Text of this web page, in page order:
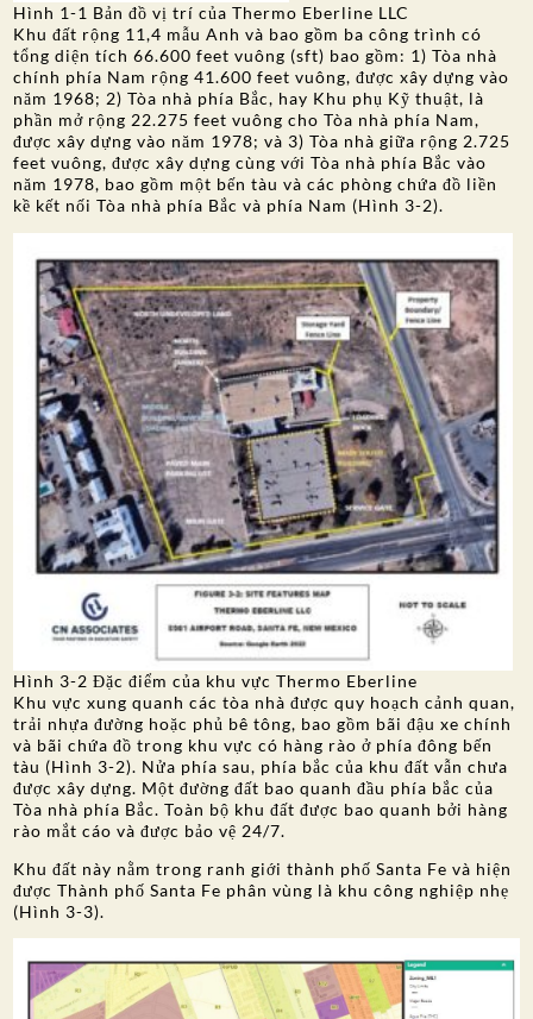
Hình 1-1 Bản đồ vị trí của Thermo Eberline LLC
Khu đất rộng 11,4 mẫu Anh và bao gồm ba công trình có
tổng diện tích 66.600 feet vuông (sft) bao gồm: 1) Tòa nhà
chính phía Nam rộng 41.600 feet vuông, được xây dựng vào
năm 1968; 2) Tòa nhà phía Bắc, hay Khu phụ Kỹ thuật, là
phần mở rộng 22.275 feet vuông cho Tòa nhà phía Nam,
được xây dựng vào năm 1978; và 3) Tòa nhà giữa rộng 2.725
feet vuông, được xây dựng cùng với Tòa nhà phía Bắc vào
năm 1978, bao gồm một bến tàu và các phòng chứa đồ liền
kề kết nối Tòa nhà phía Bắc và phía Nam (Hình 3-2).
Hình 3-2 Đặc điểm của khu vực Thermo Eberline
Khu vực xung quanh các tòa nhà được quy hoạch cảnh quan,
trải nhựa đường hoặc phủ bê tông, bao gồm bãi đậu xe chính
và bãi chứa đồ trong khu vực có hàng rào ở phía đông bến
tàu (Hình 3-2). Nửa phía sau, phía bắc của khu đất vẫn chưa
được xây dựng. Một đường đất bao quanh đầu phía bắc của
Tòa nhà phía Bắc. Toàn bộ khu đất được bao quanh bởi hàng
rào mắt cáo và được bảo vệ 24/7.
Khu đất này nằm trong ranh giới thành phố Santa Fe và hiện
được Thành phố Santa Fe phân vùng là khu công nghiệp nhẹ
(Hình 3-3).